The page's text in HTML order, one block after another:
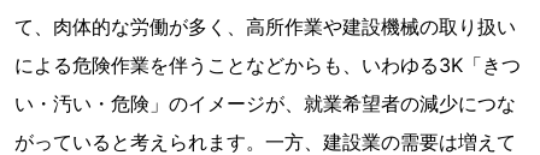
て、肉体的な労働が多く、高所作業や建設機械の取り扱い
による危険作業を伴うことなどからも、いわゆる3K「きつ
い・汚い・危険」のイメージが、就業希望者の減少につな
がっていると考えられます。一方、建設業の需要は増えて